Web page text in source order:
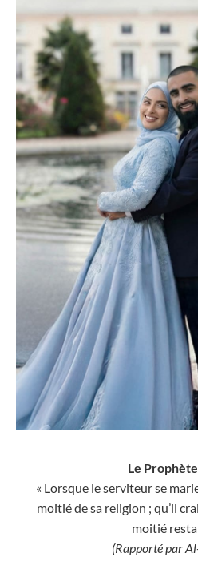
Le
« Lorsque le serviteur se
moitié de sa religion ; qu’il
moitié
(Rapporté par